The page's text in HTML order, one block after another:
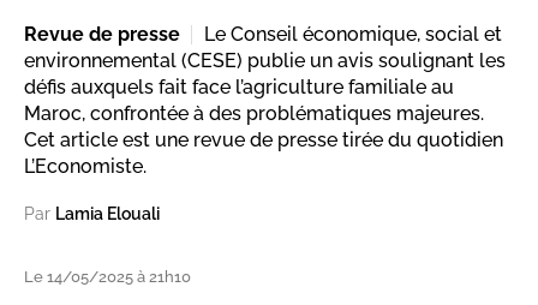
Revue de presse
Le Conseil économique, social et
environnemental (CESE) publie un avis soulignant les
défis auxquels fait face l’agriculture familiale au
Maroc, confrontée à des problématiques majeures.
Cet article est une revue de presse tirée du quotidien
L’Economiste.
Par Lamia Elouali
Le 14/05/2025 à 21h10